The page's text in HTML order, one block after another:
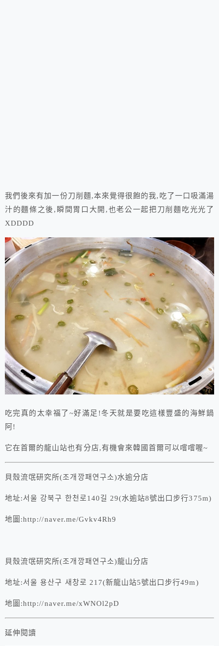
我們後來有加一份刀削麵,本來覺得很飽的我,吃了一口吸滿湯
汁的麵條之後,瞬間胃口大開,也老公一起把刀削麵吃光光了
XDDDD
吃完真的太幸福了~好滿足!冬天就是要吃這樣豐盛的海鮮鍋
阿!
它在首爾的龍山站也有分店,有機會來韓國首爾可以嚐嚐喔~
貝殼流氓研究所(조개깡패연구소)水逾分店
地址:서울 강북구 한천로140길 29(水逾站8號出口步行375m)
地圖:http://naver.me/Gvkv4Rh9
貝殼流氓研究所(조개깡패연구소)龍山分店
地址:서울 용산구 새창로 217(新龍山站5號出口步行49m)
地圖:http://naver.me/xWNOl2pD
延伸閱讀